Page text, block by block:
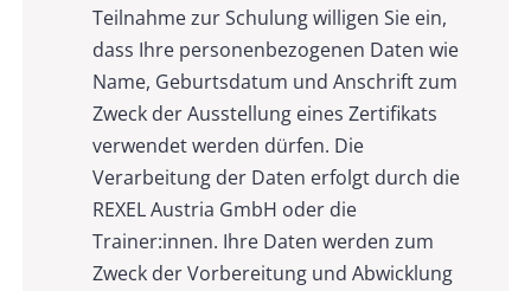
Teilnahme zur Schulung willigen Sie ein,
dass Ihre personenbezogenen Daten wie
Name, Geburtsdatum und Anschrift zum
Zweck der Ausstellung eines Zertifikats
verwendet werden dürfen. Die
Verarbeitung der Daten erfolgt durch die
REXEL Austria GmbH oder die
Trainer:innen. Ihre Daten werden zum
Zweck der Vorbereitung und Abwicklung